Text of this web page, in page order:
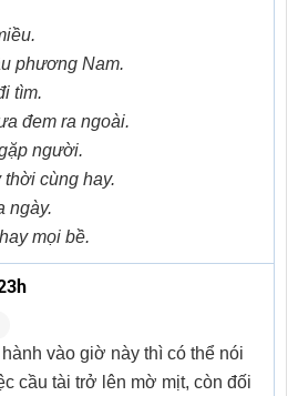
phương Nam.
tìm.
đem ra ngoài.
người.
cùng hay.
ngày.
mọi bề.
vào giờ này thì có thể nói
cầu tài trở lên mờ mịt, còn đối